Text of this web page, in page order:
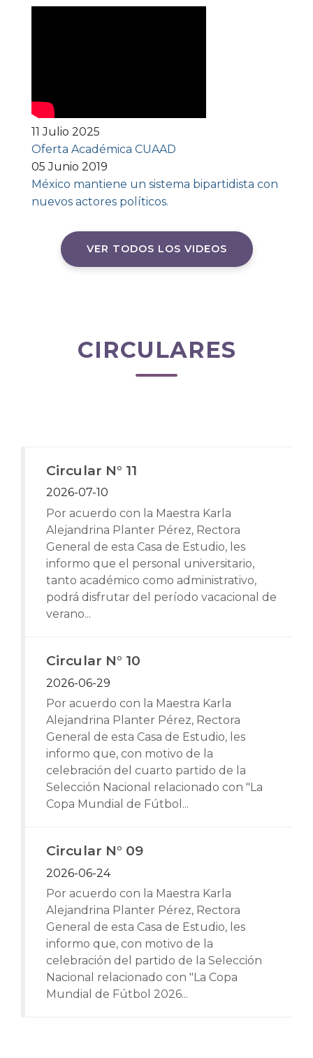
11 Julio 2025
Oferta Académica CUAAD
05 Junio 2019
México mantiene un sistema bipartidista con
nuevos actores políticos.
VER TODOS LOS VIDEOS
CIRCULARES
Circular N° 11
2026-07-10
Por acuerdo con la Maestra Karla
Alejandrina Planter Pérez, Rectora
General de esta Casa de Estudio, les
informo que el personal universitario,
tanto académico como administrativo,
podrá disfrutar del período vacacional de
verano...
Circular N° 10
2026-06-29
Por acuerdo con la Maestra Karla
Alejandrina Planter Pérez, Rectora
General de esta Casa de Estudio, les
informo que, con motivo de la
celebración del cuarto partido de la
Selección Nacional relacionado con "La
Copa Mundial de Fútbol...
Circular N° 09
2026-06-24
Por acuerdo con la Maestra Karla
Alejandrina Planter Pérez, Rectora
General de esta Casa de Estudio, les
informo que, con motivo de la
celebración del partido de la Selección
Nacional relacionado con "La Copa
Mundial de Fútbol 2026...